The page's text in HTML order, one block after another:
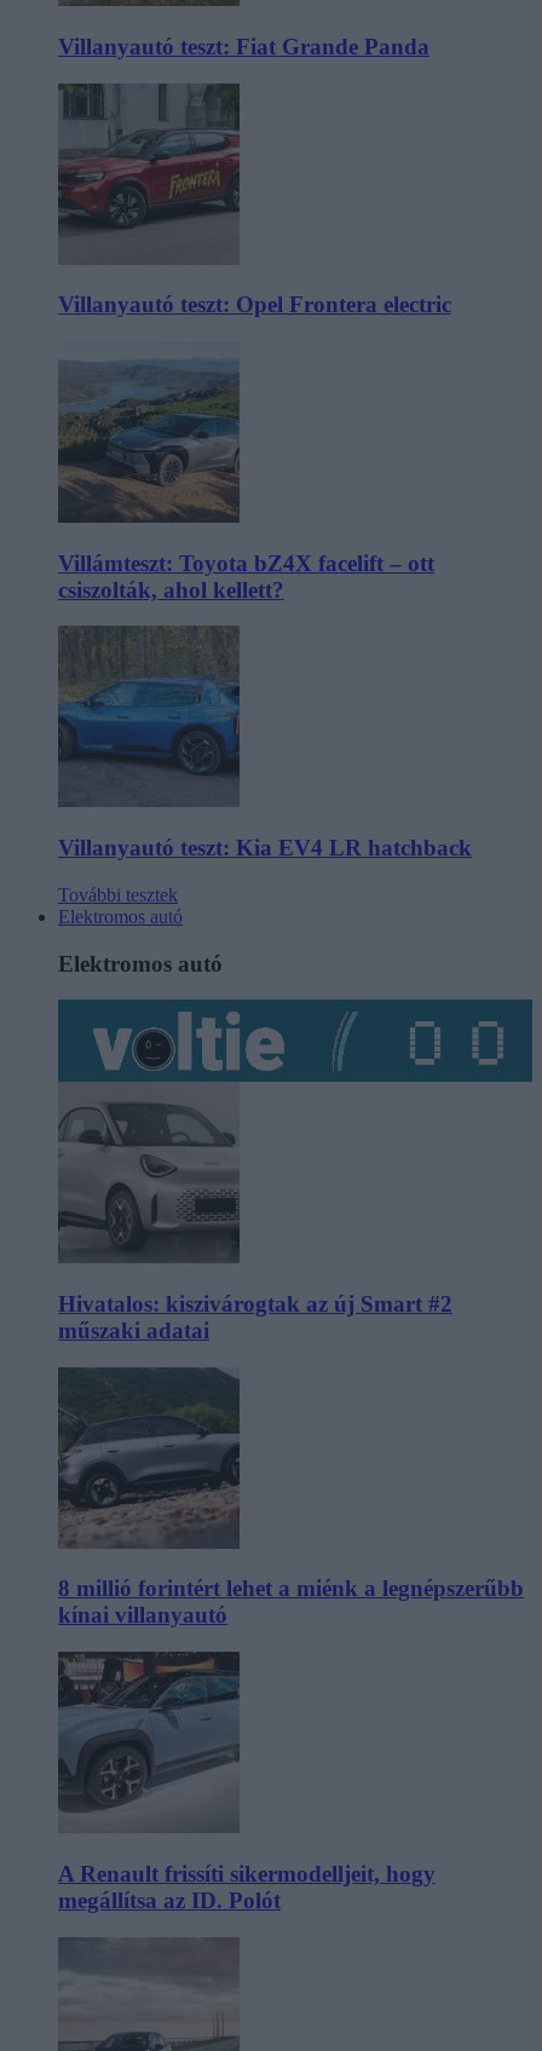
Villanyautó teszt: Fiat Grande Panda
Villanyautó teszt: Opel Frontera electric
Villámteszt: Toyota bZ4X facelift – ott
csiszolták, ahol kellett?
Villanyautó teszt: Kia EV4 LR hatchback
További tesztek
Elektromos autó
Elektromos autó
Hivatalos: kiszivárogtak az új Smart #2
műszaki adatai
8 millió forintért lehet a miénk a legnépszerűbb
kínai villanyautó
A Renault frissíti sikermodelljeit, hogy
megállítsa az ID. Polót